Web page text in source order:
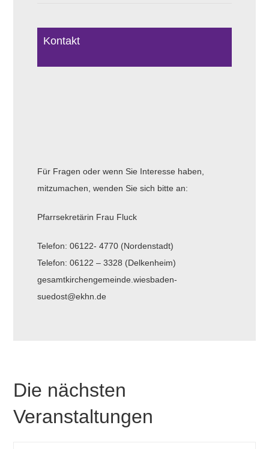
Kontakt
Für Fragen oder wenn Sie Interesse haben,
mitzumachen, wenden Sie sich bitte an:
Pfarrsekretärin Frau Fluck
Telefon: 06122- 4770 (Nordenstadt)
Telefon: 06122 – 3328 (Delkenheim)
gesamtkirchengemeinde.wiesbaden-
suedost@ekhn.de
Die nächsten
Veranstaltungen